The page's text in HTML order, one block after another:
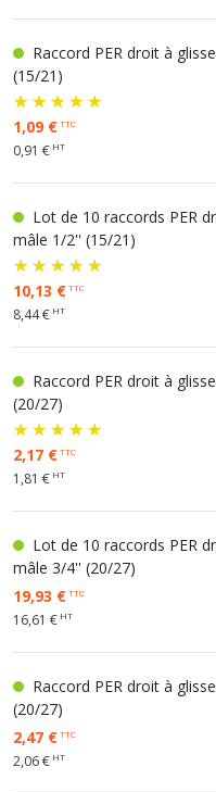
Raccord PER droit à
(15/21)
1,09 €TTC
0,91 € HT
Lot de 10 raccords PER
mâle 1/2'' (15/21)
10,13 €TTC
8,44 € HT
Raccord PER droit à
(20/27)
2,17 €TTC
1,81 € HT
Lot de 10 raccords PER
mâle 3/4'' (20/27)
19,93 €TTC
16,61 € HT
Raccord PER droit à
(20/27)
2,47 €TTC
2,06 € HT